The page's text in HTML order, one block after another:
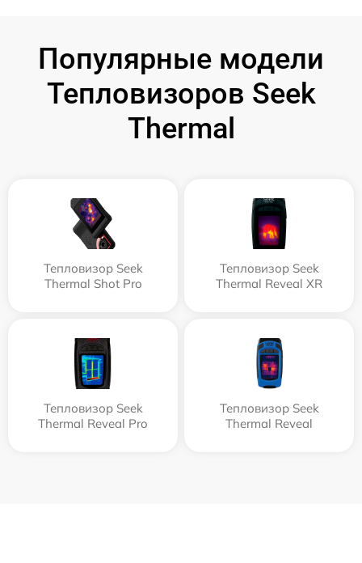
Популярные модели
Тепловизоров Seek
Thermal
Тепловизор Seek
Thermal Shot Pro
Тепловизор Seek
Thermal Reveal XR
Тепловизор Seek
Thermal Reveal Pro
Тепловизор Seek
Thermal Reveal